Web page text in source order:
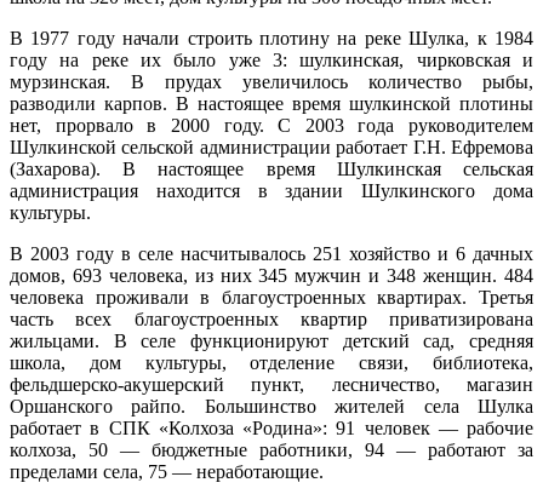
Шулка, мкр микрорайон, д 4
12:06:8501002:219
Марий Эл, р-н Оршанский, с
Шулка, мкр микрорайон, д 4
зу нет
12:06:8501002:70
Марий Эл, р-н Оршанский, с
Шулка, мкр микрорайон, д 4
зу нет
12:06:8501002:83
Марий Эл, р-н Оршанский, с
Шулка, мкр микрорайон, д 4
зу нет
12:06:8501002:111
Марий Эл, р-н Оршанский, с
12:06:8501002:127
Шулка, мкр микрорайон, д 6
зу нет
12:06:8501002:86
Марий Эл, р-н Оршанский, с
Шулка, мкр микрорайон, д 6
зу нет
12:06:8501002:102
Марий Эл, р-н Оршанский, с
Шулка, мкр микрорайон, д 7
зу нет
12:06:8501002:108
Марий Эл, р-н Оршанский, с
Шулка, мкр микрорайон, д 7
зу нет
12:06:8501002:109
Марий Эл, р-н Оршанский, с
Шулка, мкр микрорайон, д 7
зу нет
12:06:8501002:113
Марий Эл, р-н Оршанский, с
Шулка, мкр микрорайон, д 7
746
90%
7.8
278°
16.02
03:00
0.6°
746
92%
8.1
291°
16.02
06:00
0.4°
747
94%
7.6
302°
В 1977 году начали строить плотину на реке Шулка, к 1984
году на реке их было уже 3: шулкинская, чирковская и
мурзинская. В прудах увеличилось количество рыбы,
разводили карпов. В настоящее время шулкинской плотины
нет, прорвало в 2000 году. С 2003 года руководителем
Шулкинской сельской администрации работает Г.Н. Ефремова
(Захарова). В настоящее время Шулкинская сельская
администрация находится в здании Шулкинского дома
культуры.
В 2003 году в селе насчитывалось 251 хозяйство и 6 дачных
домов, 693 человека, из них 345 мужчин и 348 женщин. 484
человека проживали в благоустроенных квартирах. Третья
часть всех благоустроенных квартир приватизирована
жильцами. В селе функционируют детский сад, средняя
школа, дом культуры, отделение связи, библиотека,
фельдшерско-акушерский пункт, лесничество, магазин
Оршанского райпо. Большинство жителей села Шулка
работает в СПК «Колхоза «Родина»: 91 человек — рабочие
колхоза, 50 — бюджетные работники, 94 — работают за
пределами села, 75 — неработающие.